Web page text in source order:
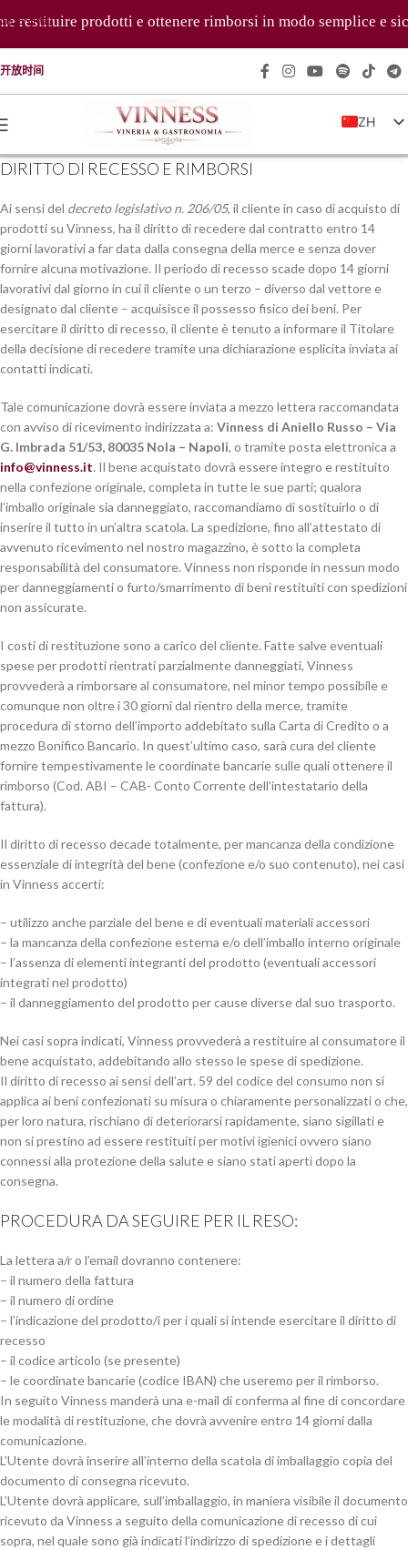
prodotti e ottenere rimborsi in modo semplice e
跳至导航
开放时间
ZH
IT
FR
DIRITTO DI RECESSO E RIMBORSI
Ai sensi del decreto legislativo n. 206/05, il cliente in caso di acquisto di
prodotti su Vinness, ha il diritto di recedere dal contratto entro 14
giorni lavorativi a far data dalla consegna della merce e senza dover
fornire alcuna motivazione. Il periodo di recesso scade dopo 14 giorni
lavorativi dal giorno in cui il cliente o un terzo – diverso dal vettore e
designato dal cliente – acquisisce il possesso fisico dei beni. Per
esercitare il diritto di recesso, il cliente è tenuto a informare il Titolare
della decisione di recedere tramite una dichiarazione esplicita inviata ai
contatti indicati.
Tale comunicazione dovrà essere inviata a mezzo lettera raccomandata
con avviso di ricevimento indirizzata a: Vinness di Aniello Russo – Via
G. Imbrada 51/53, 80035 Nola – Napoli, o tramite posta elettronica a
info@vinness.it. Il bene acquistato dovrà essere integro e restituito
nella confezione originale, completa in tutte le sue parti; qualora
l’imballo originale sia danneggiato, raccomandiamo di sostituirlo o di
inserire il tutto in un’altra scatola. La spedizione, fino all’attestato di
avvenuto ricevimento nel nostro magazzino, è sotto la completa
responsabilità del consumatore. Vinness non risponde in nessun modo
per danneggiamenti o furto/smarrimento di beni restituiti con spedizioni
non assicurate.
I costi di restituzione sono a carico del cliente. Fatte salve eventuali
spese per prodotti rientrati parzialmente danneggiati, Vinness
provvederà a rimborsare al consumatore, nel minor tempo possibile e
comunque non oltre i 30 giorni dal rientro della merce, tramite
procedura di storno dell’importo addebitato sulla Carta di Credito o a
mezzo Bonifico Bancario. In quest’ultimo caso, sarà cura del cliente
fornire tempestivamente le coordinate bancarie sulle quali ottenere il
rimborso (Cod. ABI – CAB- Conto Corrente dell’intestatario della
fattura).
Il diritto di recesso decade totalmente, per mancanza della condizione
essenziale di integrità del bene (confezione e/o suo contenuto), nei casi
in Vinness accerti:
– utilizzo anche parziale del bene e di eventuali materiali accessori
– la mancanza della confezione esterna e/o dell’imballo interno originale
– l’assenza di elementi integranti del prodotto (eventuali accessori
integrati nel prodotto)
– il danneggiamento del prodotto per cause diverse dal suo trasporto.
Nei casi sopra indicati, Vinness provvederà a restituire al consumatore il
bene acquistato, addebitando allo stesso le spese di spedizione.
Il diritto di recesso ai sensi dell’art. 59 del codice del consumo non si
applica ai beni confezionati su misura o chiaramente personalizzati o che,
per loro natura, rischiano di deteriorarsi rapidamente, siano sigillati e
non si prestino ad essere restituiti per motivi igienici ovvero siano
connessi alla protezione della salute e siano stati aperti dopo la
consegna.
PROCEDURA DA SEGUIRE PER IL RESO:
La lettera a/r o l’email dovranno contenere:
– il numero della fattura
– il numero di ordine
– l’indicazione del prodotto/i per i quali si intende esercitare il diritto di
recesso
– il codice articolo (se presente)
– le coordinate bancarie (codice IBAN) che useremo per il rimborso.
In seguito Vinness manderà una e-mail di conferma al fine di concordare
le modalità di restituzione, che dovrà avvenire entro 14 giorni dalla
comunicazione.
L’Utente dovrà inserire all’interno della scatola di imballaggio copia del
documento di consegna ricevuto.
L’Utente dovrà applicare, sull’imballaggio, in maniera visibile il documento
ricevuto da Vinness a seguito della comunicazione di recesso di cui
sopra, nel quale sono già indicati l’indirizzo di spedizione e i dettagli